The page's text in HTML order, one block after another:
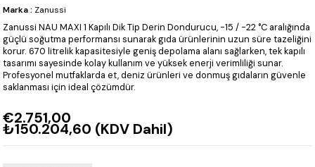
Marka : Zanussi
Zanussi NAU MAXI 1 Kapılı Dik Tip Derin Dondurucu, -15 / -22 °C aralığında
güçlü soğutma performansı sunarak gıda ürünlerinin uzun süre tazeliğini
korur. 670 litrelik kapasitesiyle geniş depolama alanı sağlarken, tek kapılı
tasarımı sayesinde kolay kullanım ve yüksek enerji verimliliği sunar.
Profesyonel mutfaklarda et, deniz ürünleri ve donmuş gıdaların güvenle
saklanması için ideal çözümdür.
€2.751,00
₺150.204,60 (KDV Dahil)